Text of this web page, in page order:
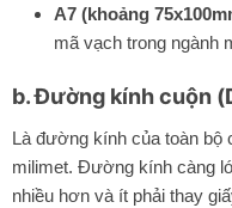
A7 (khoảng
mã vạch trong ngành
b. Đường kính cuộn (
Là đường kính của toàn bộ
milimet. Đường kính càng
nhiều hơn và ít phải thay